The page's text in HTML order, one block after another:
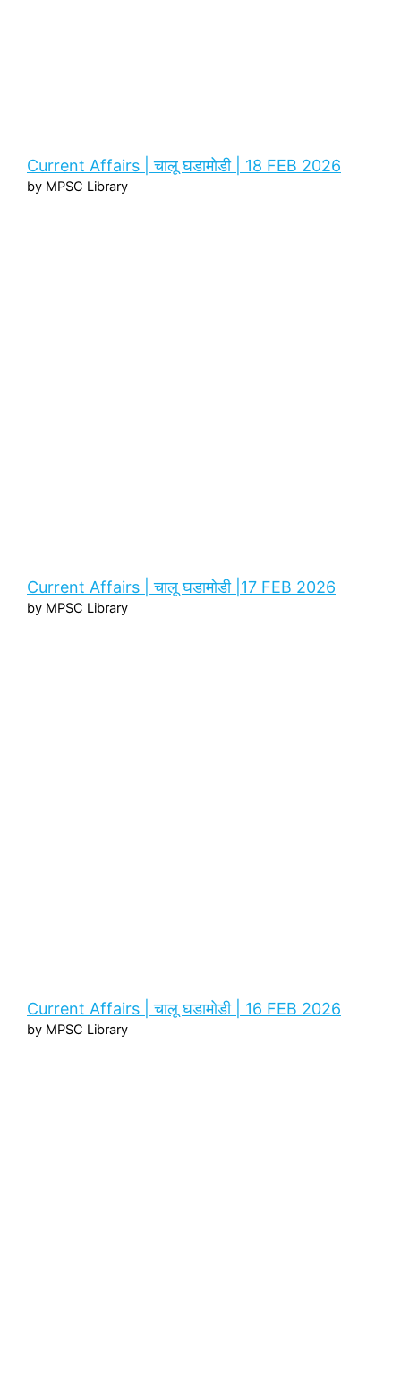
Current Affairs | चालू घडामोडी | 18 FEB 2026
by MPSC Library
Current Affairs | चालू घडामोडी |17 FEB 2026
by MPSC Library
Current Affairs | चालू घडामोडी | 16 FEB 2026
by MPSC Library